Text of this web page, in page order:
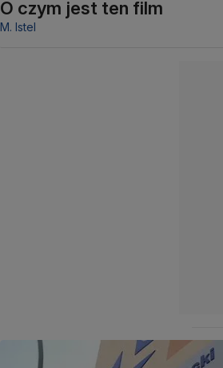
O czym jest ten film
M. Istel